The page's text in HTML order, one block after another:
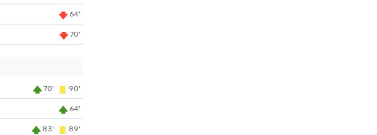
64'
70'
70' 90'
64'
83' 89'